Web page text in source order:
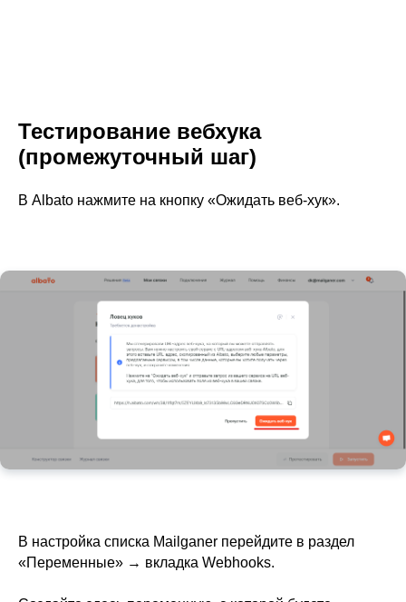
Тестирование вебхука
(промежуточный шаг)
В Albato нажмите на кнопку «Ожидать веб-хук».
В настройка списка Mailganer перейдите в раздел
«Переменные» → вкладка Webhooks.